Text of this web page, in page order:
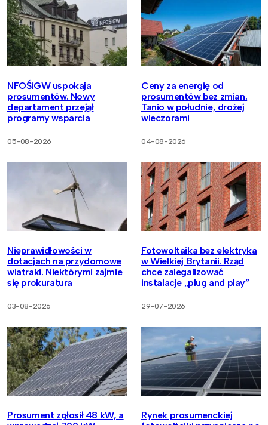
NFOŚiGW uspokaja
prosumentów. Nowy
departament przejął
programy wsparcia
05-08-2026
Ceny za energię od
prosumentów bez zmian.
Tanio w południe, drożej
wieczorami
04-08-2026
Nieprawidłowości w
dotacjach na przydomowe
wiatraki. Niektórymi zajmie
się prokuratura
03-08-2026
Fotowoltaika bez elektryka
w Wielkiej Brytanii. Rząd
chce zalegalizować
instalacje „plug and play”
29-07-2026
Prosument zgłosił 48 kW, a
Rynek prosumenckiej